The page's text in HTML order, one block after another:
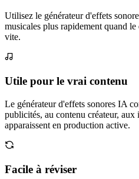
Utilisez le générateur d'effets
musicales plus rapidement quand
vite.
Utile pour le vrai contenu
Le générateur d'effets sonores IA
publicités, au contenu créateur, aux
apparaissent en production active.
Facile à réviser